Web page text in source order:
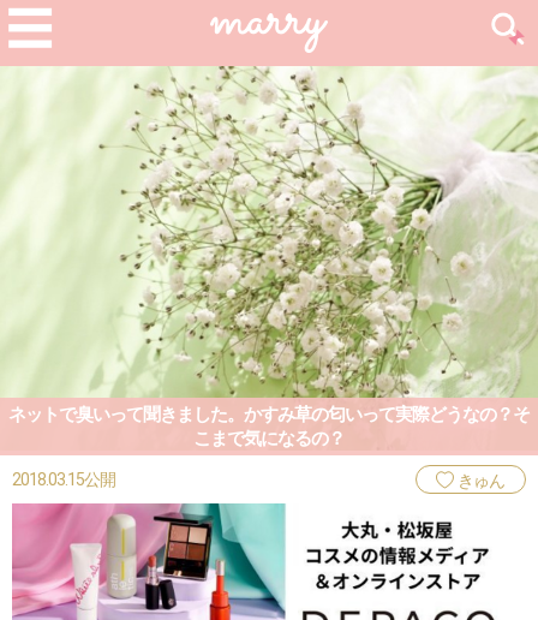
ネットで臭いって聞きました。かすみ草の匂いって実際どうなの？そ
こまで気になるの？
2018.03.15公開 きゅん